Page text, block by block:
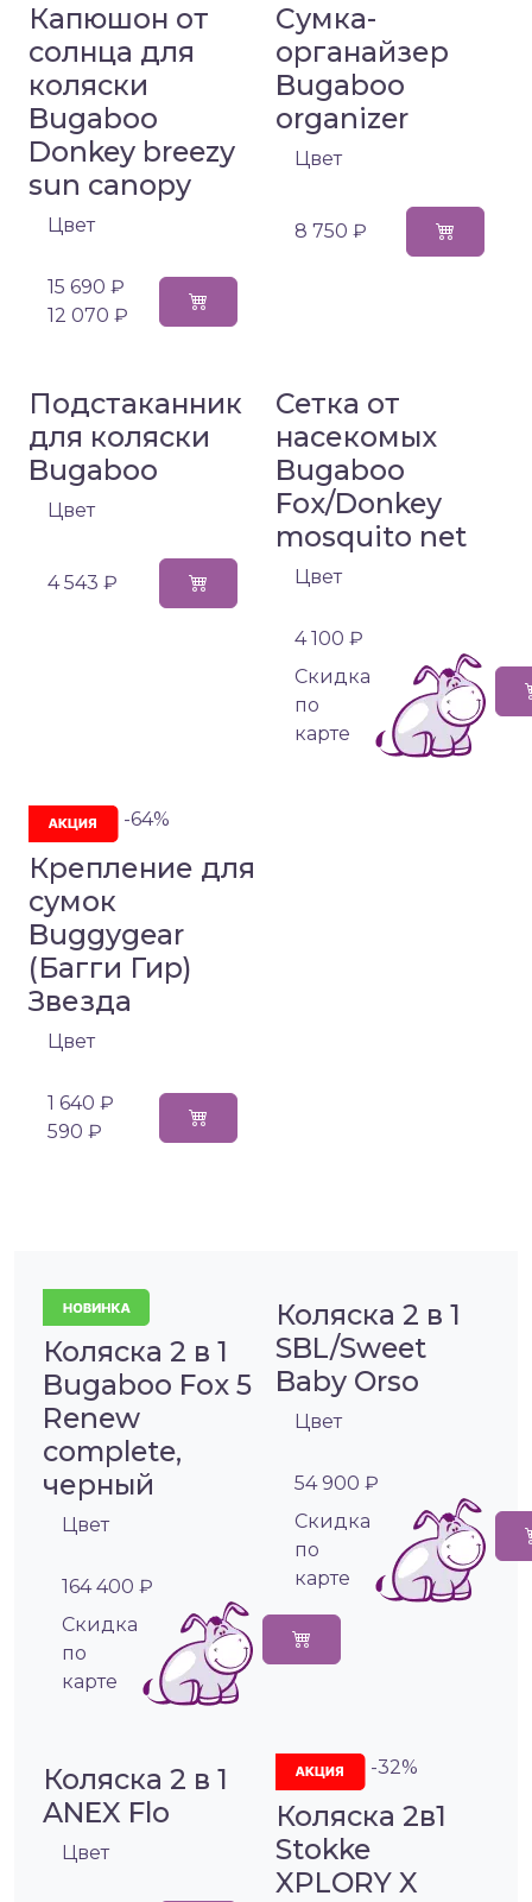
Капюшон от
солнца для
коляски
Bugaboo
Donkey breezy
sun canopy
Цвет
15 690 ₽
12 070 ₽
Сумка-
органайзер
Bugaboo
organizer
Цвет
8 750 ₽
Подстаканник
для коляски
Bugaboo
Цвет
4 543 ₽
Сетка от
насекомых
Bugaboo
Fox/Donkey
mosquito net
Цвет
4 100 ₽
Cкидка
по
карте
-64%
Крепление для
сумок
Buggygear
(Багги Гир)
Звезда
Цвет
1 640 ₽
590 ₽
Коляска 2 в 1
Bugaboo Fox 5
Renew
complete,
черный
Цвет
164 400 ₽
Cкидка
по
карте
Коляска 2 в 1
SBL/Sweet
Baby Orso
Цвет
54 900 ₽
Cкидка
по
карте
Коляска 2 в 1
ANEX Flo
Цвет
-32%
Коляска 2в1
Stokke
XPLORY X